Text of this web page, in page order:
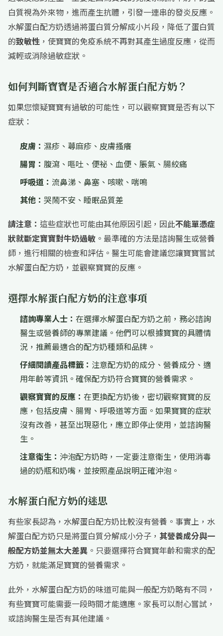
白質視為外來物，進而產生抗體，引發一連串的發炎反應。
水解蛋白配方奶透過將蛋白質分解成小片段，降低了蛋白質
的致敏性 ，使寶寶的免疫系統不再對其產生過度反應，從而
減輕或消除過敏症狀。
如何判斷寶寶是否適合水解蛋白配方奶？
如果您懷疑寶寶有過敏的可能性，可以觀察寶寶是否有以下
症狀：
皮膚： 濕疹、蕁麻疹、皮膚搔癢
腸胃： 腹瀉、嘔吐、便祕、血便、脹氣、腸絞痛
呼吸道： 流鼻涕、鼻塞、咳嗽、喘鳴
其他： 哭鬧不安、睡眠品質差
請注意： 這些症狀也可能由其他原因引起，因此不能單憑症
狀就斷定寶寶對牛奶過敏 。最準確的方法是諮詢醫生或營養
師，進行相關的檢查和評估。醫生可能會建議您讓寶寶嘗試
水解蛋白配方奶，並觀察寶寶的反應。
選擇水解蛋白配方奶的注意事項
諮詢專業人士： 在選擇水解蛋白配方奶之前，務必諮詢
醫生或營養師的專業建議。他們可以根據寶寶的具體情
況，推薦最適合的配方奶種類和品牌。
仔細閱讀產品標籤： 注意配方奶的成分、營養成分、適
用年齡等資訊。確保配方奶符合寶寶的營養需求。
觀察寶寶的反應： 在更換配方奶後，密切觀察寶寶的反
應，包括皮膚、腸胃、呼吸道等方面。如果寶寶的症狀
沒有改善，甚至出現惡化，應立即停止使用，並諮詢醫
生。
注意衛生： 沖泡配方奶時，一定要注意衛生，使用消毒
過的奶瓶和奶嘴，並按照產品說明正確沖泡。
水解蛋白配方奶的迷思
有些家長認為，水解蛋白配方奶比較沒有營養。事實上，水
解蛋白配方奶只是將蛋白質分解成小分子， 其營養成分與一
般配方奶並無太大差異 。只要選擇符合寶寶年齡和需求的配
方奶，就能滿足寶寶的營養需求。
此外，水解蛋白配方奶的味道可能與一般配方奶略有不同，
有些寶寶可能需要一段時間才能適應。家長可以耐心嘗試，
或諮詢醫生是否有其他建議。